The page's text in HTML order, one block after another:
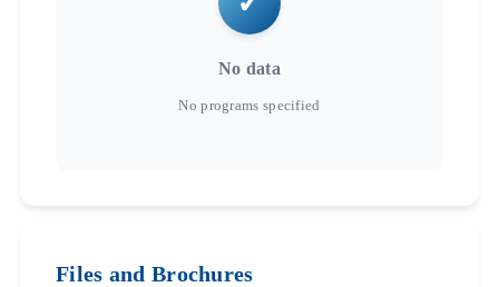
No data
Files and Brochures